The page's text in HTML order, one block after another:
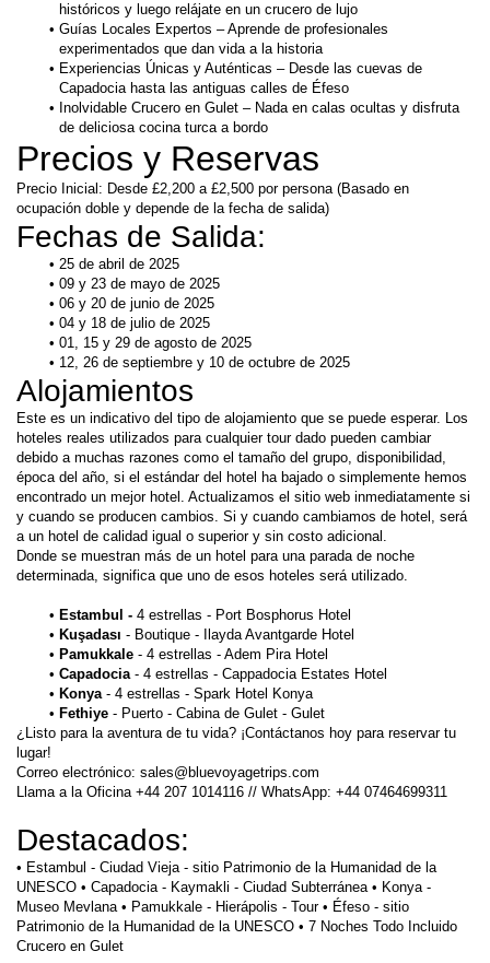
históricos y luego relájate en un crucero de lujo
Guías Locales Expertos – Aprende de profesionales
experimentados que dan vida a la historia
Experiencias Únicas y Auténticas – Desde las cuevas de
Capadocia hasta las antiguas calles de Éfeso
Inolvidable Crucero en Gulet – Nada en calas ocultas y disfruta
de deliciosa cocina turca a bordo
Precios y Reservas
Precio Inicial: Desde £2,200 a £2,500 por persona (Basado en
ocupación doble y depende de la fecha de salida)
Fechas de Salida:
25 de abril de 2025
09 y 23 de mayo de 2025
06 y 20 de junio de 2025
04 y 18 de julio de 2025
01, 15 y 29 de agosto de 2025
12, 26 de septiembre y 10 de octubre de 2025
Alojamientos
Este es un indicativo del tipo de alojamiento que se puede esperar. Los
hoteles reales utilizados para cualquier tour dado pueden cambiar
debido a muchas razones como el tamaño del grupo, disponibilidad,
época del año, si el estándar del hotel ha bajado o simplemente hemos
encontrado un mejor hotel. Actualizamos el sitio web inmediatamente si
y cuando se producen cambios. Si y cuando cambiamos de hotel, será
a un hotel de calidad igual o superior y sin costo adicional.
Donde se muestran más de un hotel para una parada de noche
determinada, significa que uno de esos hoteles será utilizado.
Estambul - 4 estrellas - Port Bosphorus Hotel
Kuşadası - Boutique - Ilayda Avantgarde Hotel
Pamukkale - 4 estrellas - Adem Pira Hotel
Capadocia - 4 estrellas - Cappadocia Estates Hotel
Konya - 4 estrellas - Spark Hotel Konya
Fethiye - Puerto - Cabina de Gulet - Gulet
¿Listo para la aventura de tu vida? ¡Contáctanos hoy para reservar tu
lugar!
Correo electrónico: sales@bluevoyagetrips.com
Llama a la Oficina +44 207 1014116 // WhatsApp: +44 07464699311
Destacados:
• Estambul - Ciudad Vieja - sitio Patrimonio de la Humanidad de la
UNESCO • Capadocia - Kaymakli - Ciudad Subterránea • Konya -
Museo Mevlana • Pamukkale - Hierápolis - Tour • Éfeso - sitio
Patrimonio de la Humanidad de la UNESCO • 7 Noches Todo Incluido
Crucero en Gulet